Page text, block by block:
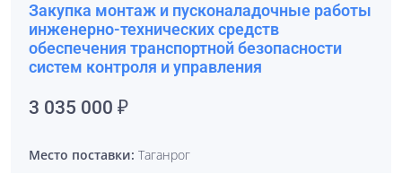
Закупка монтаж и пусконаладочные работы
инженерно-технических средств
обеспечения транспортной безопасности
систем контроля и управления
3 035 000 ₽
Место поставки: Таганрог